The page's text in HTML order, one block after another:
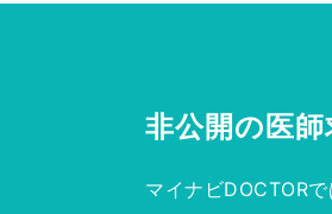
非公開の医
マイナビDOCTOR